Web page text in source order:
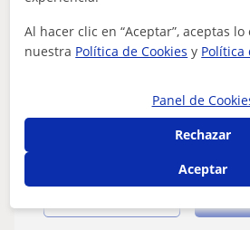
Estudiante de relaciones
con titulación de inglés C1
Relaciones Internacionales y
apasionado la enseñanza, desde
Al hacer clic en “Aceptar”, aceptas
nuestra Política de Cookies y Política
Panel de
Rechazar
Aceptar